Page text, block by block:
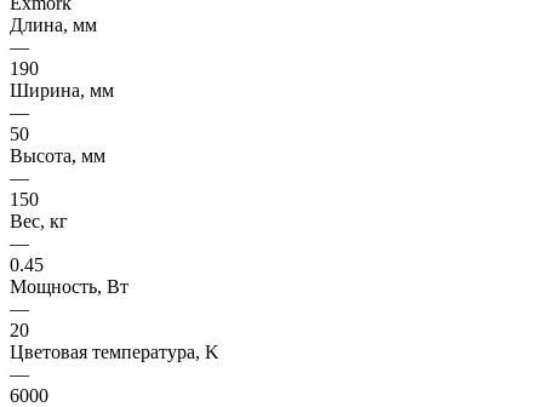
Длина, мм
—
190
Ширина, мм
—
50
Высота, мм
—
150
Вес, кг
—
0.45
Мощность, Вт
—
20
Цветовая температура, K
—
6000